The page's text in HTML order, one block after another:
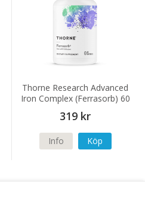
Thorne Research Advanced
Iron Complex (Ferrasorb) 60
kapslar
319 kr
Info Köp